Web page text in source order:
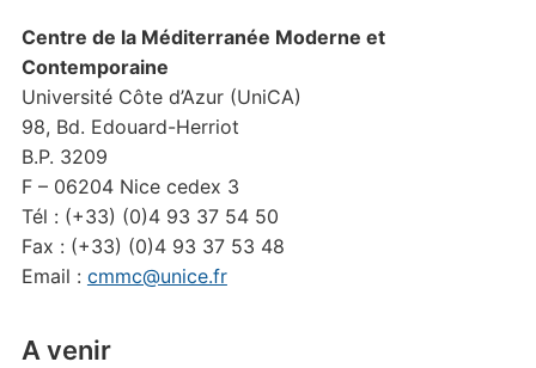
Centre de la Méditerranée Moderne et
Contemporaine
Université Côte d’Azur (UniCA)
98, Bd. Edouard-Herriot
B.P. 3209
F – 06204 Nice cedex 3
Tél : (+33) (0)4 93 37 54 50
Fax : (+33) (0)4 93 37 53 48
Email : cmmc@unice.fr
A venir